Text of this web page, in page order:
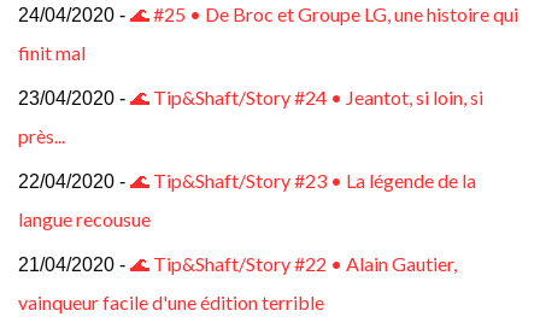
24/04/2020 - 🌊 #25 • De Broc et Groupe LG, une histoire qui
finit mal
23/04/2020 - 🌊 Tip&Shaft/Story #24 • Jeantot, si loin, si
près...
22/04/2020 - 🌊 Tip&Shaft/Story #23 • La légende de la
langue recousue
21/04/2020 - 🌊 Tip&Shaft/Story #22 • Alain Gautier,
vainqueur facile d'une édition terrible